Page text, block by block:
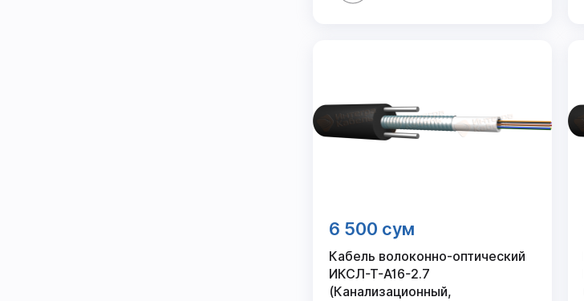
6 500 сум
Кабель волоконно-оптический
ИКСЛ-Т-А16-2.7
(Канализационный,